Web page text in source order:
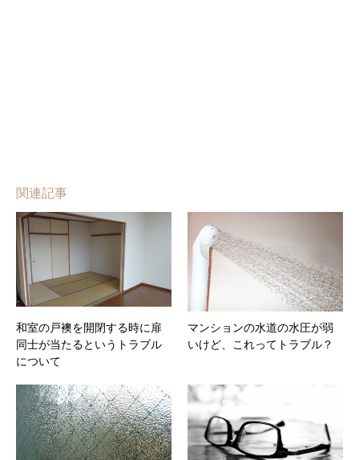
関連記事
和室の戸襖を開閉する時に扉
同士が当たるというトラブル
について
マンションの水道の水圧が弱
いけど、これってトラブル？